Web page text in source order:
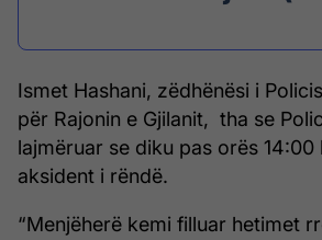
Ismet Hashani, zëdhënësi i
për Rajonin e Gjilanit, tha se
lajmëruar se diku pas orës
aksident i rëndë.
“Menjëherë kemi filluar hetimet